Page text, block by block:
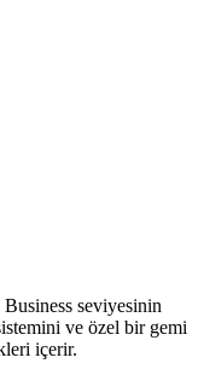
seviyesinin
ve özel bir gemi
içerir.